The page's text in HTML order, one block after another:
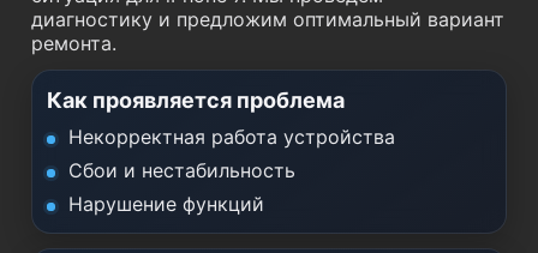
диагностику и предложим оптимальный вариант
ремонта.
Как проявляется проблема
Некорректная работа устройства
Сбои и нестабильность
Нарушение функций